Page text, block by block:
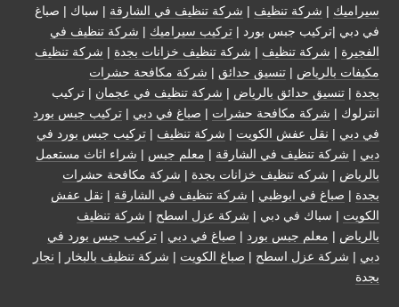
سيراميك | شركة تنظيف | شركة تنظيف في الشارقة | سباك | صباغ
في دبي |تركيب جبس بورد | تركيب سيراميك | شركة تنظيف في
الفجيرة | شركة تنظيف | شركة تنظيف خزانات بجدة | شركة تنظيف
مكيفات بالرياض | تنسيق حدائق | شركة مكافحة حشرات
بجدة | تنسيق حدائق بالرياض | شركة تنظيف في عجمان | تركيب
انترلوك | شركة مكافحة حشرات | صباغ في دبي | تركيب جبس بورد
في دبي | نقل عفش الكويت | شركة تنظيف | تركيب جبس بورد في
دبي | شركة تنظيف في الشارقة | معلم جبس | شراء اثاث مستعمل
بالرياض | شركه تنظيف خزانات بجدة | شركة مكافحة حشرات
بجدة | صباغ في ابوظبي | شركة تنظيف في الشارقة | نقل عفش
الكويت | سباك في دبي | شركة عزل اسطح | شركة تنظيف
بالرياض | معلم جبس بورد | صباغ في دبي | تركيب جبس بورد في
دبي | شركة عزل اسطح | صباغ الكويت | شركة تنظيف بالبخار | نجار
بجدة